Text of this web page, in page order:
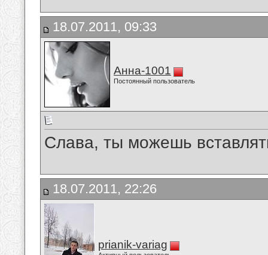
18.07.2011, 09:33
Анна-1001
Постоянный пользователь
Слава, ты можешь
18.07.2011, 22:26
prianik-variag